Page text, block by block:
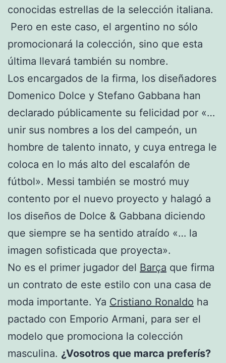
conocidas estrellas de la selección italiana.
Pero en este caso, el argentino no sólo
promocionará la colección, sino que esta
última llevará también su nombre.
Los encargados de la firma, los diseñadores
Domenico Dolce y Stefano Gabbana han
declarado públicamente su felicidad por «…
unir sus nombres a los del campeón, un
hombre de talento innato, y cuya entrega le
coloca en lo más alto del escalafón de
fútbol». Messi también se mostró muy
contento por el nuevo proyecto y halagó a
los diseños de Dolce & Gabbana diciendo
que siempre se ha sentido atraído «… la
imagen sofisticada que proyecta».
No es el primer jugador del Barça que firma
un contrato de este estilo con una casa de
moda importante. Ya Cristiano Ronaldo ha
pactado con Emporio Armani, para ser el
modelo que promociona la colección
masculina. ¿Vosotros que marca preferís?